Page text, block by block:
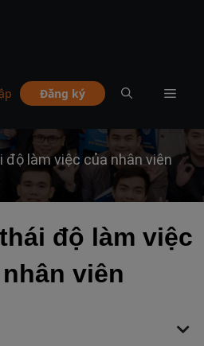
Đăng ký
độ làm việc của nhân viên
độ làm việc
viên